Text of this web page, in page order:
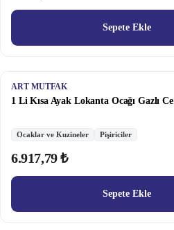
Sepete Ekle
ART MUTFAK
1 Li Kısa Ayak Lokanta Ocağı Gazlı Ce
Ocaklar ve Kuzineler Pişiriciler
6.917,79 ₺
Sepete Ekle